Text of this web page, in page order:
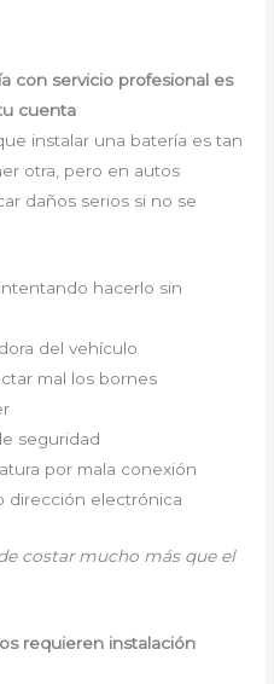
con servicio profesional es
cuenta
instalar una batería es tan
otra, pero en autos
daños serios si no se
hacerlo sin
del vehículo
mal los bornes
seguridad
por mala conexión
dirección electrónica
costar mucho más que el
requieren instalación